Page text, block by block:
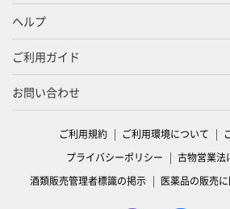
ヘルプ
ご利用ガイド
お問い合わせ
ご利用規約 ご利用環境について
プライバシーポリシー
古物営業法
酒類販売管理者標識の掲示
医薬品の販売